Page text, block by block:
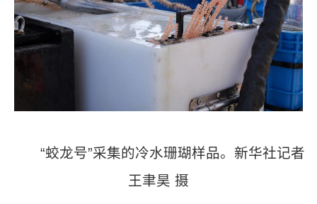
“蛟龙号”采集的冷水珊瑚样品。新华社记者
王聿昊 摄